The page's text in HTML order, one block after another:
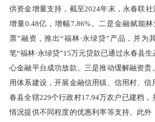
供资金增量支持，截至2024年末，永春联社
增量0.48亿，增幅7.86%。二是金融赋能
票”融资，推出“福林·永绿贷”产品，并为
笔“福林·永绿贷”15万元贷款已通过永春县
心金融平台成功放款。三是推动缓解融资贵
用体系建设，开展金融信用镇、信用村、信
春县全辖229个行政村17.94万农户已建档，
情况提供不同程度的优惠利率等支持。此外